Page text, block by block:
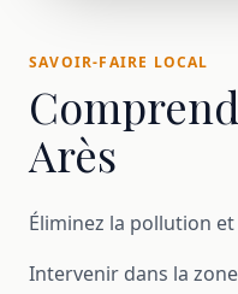
SAVOIR-FAIRE LOCAL
Arès
Éliminez la pollution
Intervenir dans la